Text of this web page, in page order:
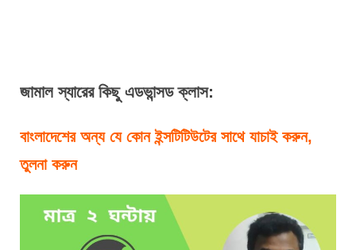
জামাল স্যারের কিছু এডভান্সড ক্লাস:
বাংলাদেশের অন্য যে কোন ইন্সটিটিউটের সাথে যাচাই করুন,
তুলনা করুন